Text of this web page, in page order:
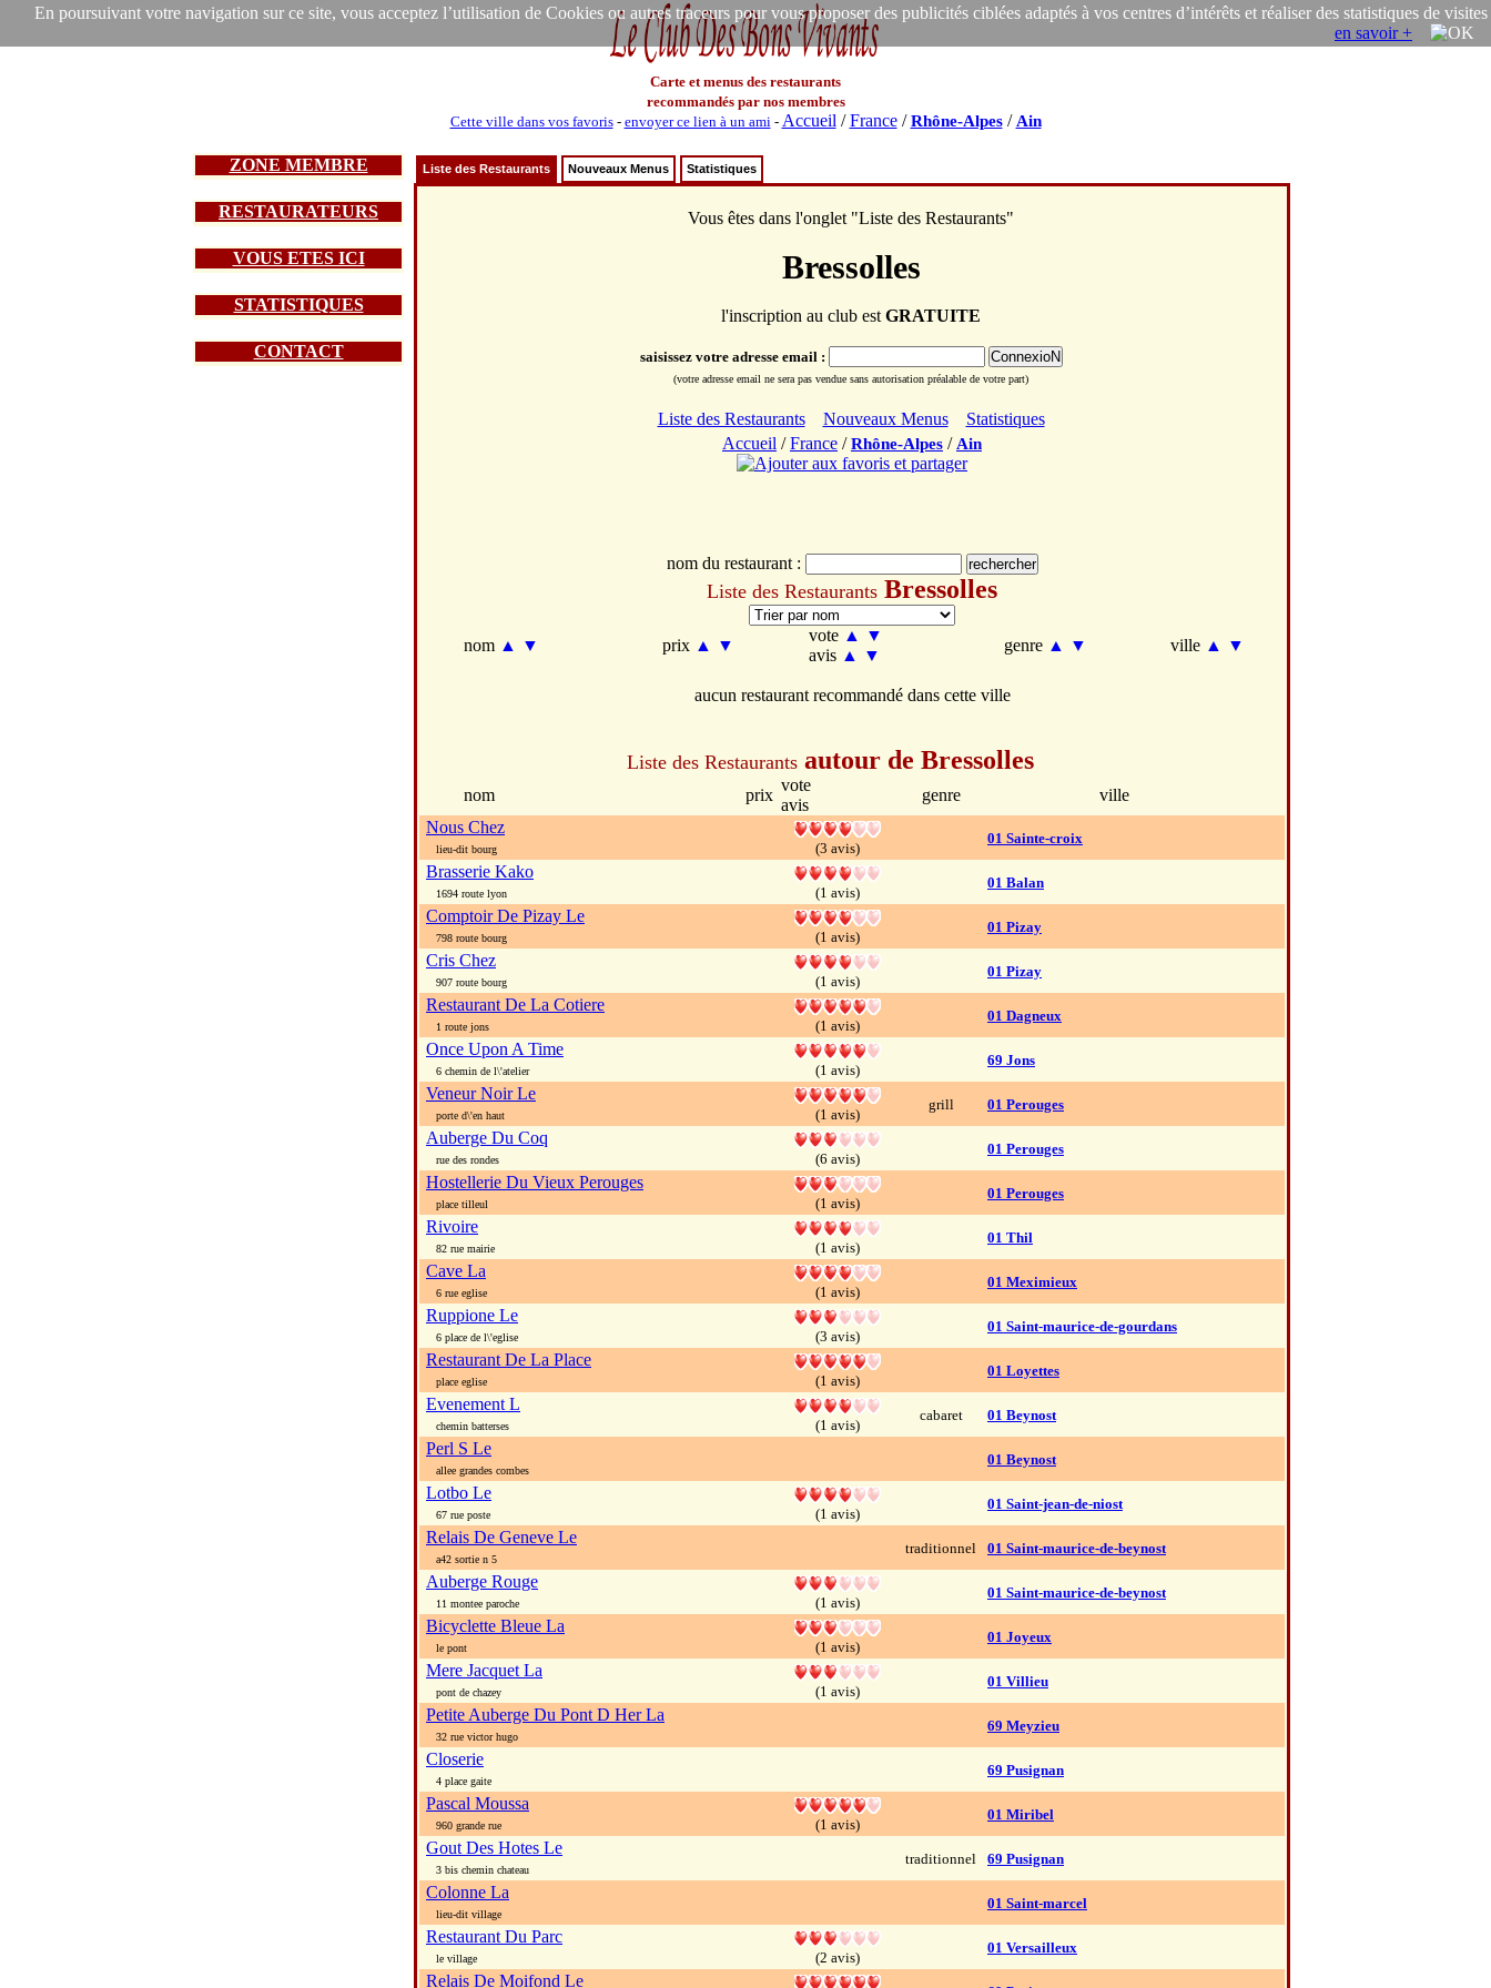
En poursuivant votre navigation sur ce site, vous acceptez l’utilisation de Cookies ou autres traceurs pour vous proposer des publicités ciblées adaptés à vos centres d’intérêts et réaliser des statistiques de visites
en savoir +
Carte et menus des restaurants
recommandés par nos membres
Cette ville dans vos favoris- envoyer ce lien à un ami- Accueil /France/Rhône-Alpes/ Ain
ZONE MEMBRE
RESTAURATEURS
VOUS ETES ICI
STATISTIQUES
CONTACT
Liste des Restaurants Nouveaux Menus Statistiques
Vous êtes dans l'onglet "Liste des Restaurants"
Bressolles
l'inscription au club est GRATUITE
saisissez votre adresse email :
(votre adresse email ne sera pas vendue sans autorisation préalable de votre part)
Liste des Restaurants Nouveaux Menus
Statistiques
Accueil /France /Rhône-Alpes / Ain
nom du restaurant :
Liste des Restaurants Bressolles
nom ▲ ▼ prix ▲ ▼
vote ▲
▼
avis ▲ ▼
genre ▲ ▼ ville ▲ ▼
aucun restaurant recommandé dans cette ville
Liste des Restaurants autour de Bressolles
nom prix
vote
avis
genre
ville
Nous Chez
lieu-dit bourg (3 avis)
01 Sainte-croix
Brasserie Kako
1694 route lyon (1 avis)
01 Balan
Comptoir De Pizay Le
798 route bourg (1 avis)
01 Pizay
Cris Chez
907 route bourg (1 avis)
01 Pizay
Restaurant De La Cotiere
1 route jons (1 avis)
01 Dagneux
Once Upon A Time
6 chemin de l\'atelier (1 avis)
69 Jons
Veneur Noir Le
porte d\'en haut (1 avis)
grill 01 Perouges
Auberge Du Coq
rue des rondes (6 avis)
01 Perouges
Hostellerie Du Vieux Perouges
place tilleul (1 avis)
01 Perouges
Rivoire
82 rue mairie (1 avis)
01 Thil
Cave La
6 rue eglise (1 avis)
01 Meximieux
Ruppione Le
6 place de l\'eglise (3 avis)
01 Saint-maurice-de-gourdans
Restaurant De La Place
place eglise (1 avis)
01 Loyettes
Evenement L
chemin batterses (1 avis)
cabaret 01 Beynost
Perl S Le
allee grandes combes
01 Beynost
Lotbo Le
67 rue poste (1 avis)
01 Saint-jean-de-niost
Relais De Geneve Le
a42 sortie n 5
traditionnel 01 Saint-maurice-de-beynost
Auberge Rouge
11 montee paroche (1 avis)
01 Saint-maurice-de-beynost
Bicyclette Bleue La
le pont (1 avis)
01 Joyeux
Mere Jacquet La
pont de chazey (1 avis)
01 Villieu
Petite Auberge Du Pont D Her La
32 rue victor hugo
69 Meyzieu
Closerie
4 place gaite
69 Pusignan
Pascal Moussa
960 grande rue (1 avis)
01 Miribel
Gout Des Hotes Le
3 bis chemin chateau
traditionnel 69 Pusignan
Colonne La
lieu-dit village
01 Saint-marcel
Restaurant Du Parc
le village (2 avis)
01 Versailleux
Relais De Moifond Le